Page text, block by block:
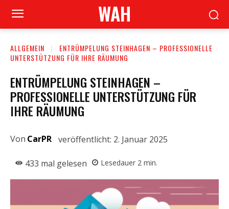
WAH
ALLGEMEIN
ENTRÜMPELUNG STEINHAGEN – PROFESSIONELLE
UNTERSTÜTZUNG FÜR IHRE RÄUMUNG
ENTRÜMPELUNG STEINHAGEN –
PROFESSIONELLE UNTERSTÜTZUNG FÜR
IHRE RÄUMUNG
Von CarPR veröffentlicht: 2. Januar 2025
433 mal gelesen Lesedauer 2 min.